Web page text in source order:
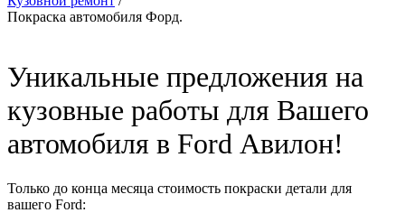
Покраска автомобиля Форд.
Уникальные предложения на
кузовные работы для Вашего
автомобиля в Ford Авилон!
Только до конца месяца стоимость покраски детали для
вашего Ford: